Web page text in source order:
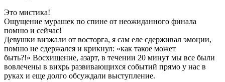
Это мистика!
Ощущение мурашек по спине от неожиданного финала
помню и сейчас!
Девушки визжали от восторга, я сам еле сдерживал эмоции,
помню не сдержался и крикнул: «как такое может
быть?!» Восхищение, азарт, в течении 20 минут мы все были
вовлечены в вихрь развивающихся событий прямо у нас в
руках и еще долго обсуждали выступление.